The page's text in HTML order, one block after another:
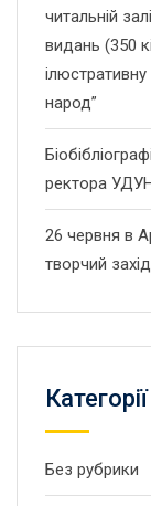
читальній
видань (350
ілюстративну
народ”
ректора
26 червня в
творчий
Категорії
Без рубрики